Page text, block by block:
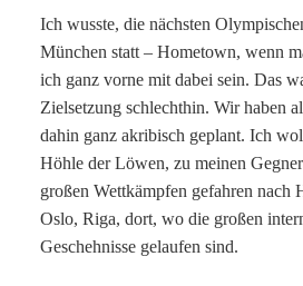
Ich wusste, die nächsten
München statt – Hometown, wenn
ich ganz vorne mit dabei sein. Das
Zielsetzung schlechthin. Wir haben
dahin ganz akribisch geplant. Ich
Höhle der Löwen, zu meinen
großen Wettkämpfen gefahren nach
Oslo, Riga, dort, wo die großen
Geschehnisse gelaufen sind.